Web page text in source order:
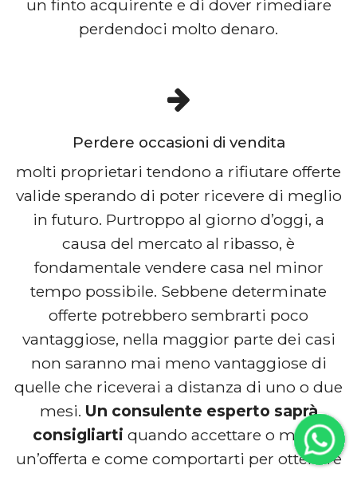
un finto acquirente e di dover rimediare
perdendoci molto denaro.
Perdere occasioni di vendita
molti proprietari tendono a rifiutare offerte
valide sperando di poter ricevere di meglio
in futuro. Purtroppo al giorno d’oggi, a
causa del mercato al ribasso, è
fondamentale vendere casa nel minor
tempo possibile. Sebbene determinate
offerte potrebbero sembrarti poco
vantaggiose, nella maggior parte dei casi
non saranno mai meno vantaggiose di
quelle che riceverai a distanza di uno o due
mesi. Un consulente esperto saprà
consigliarti quando accettare o meno
un’offerta e come comportarti per ottenere